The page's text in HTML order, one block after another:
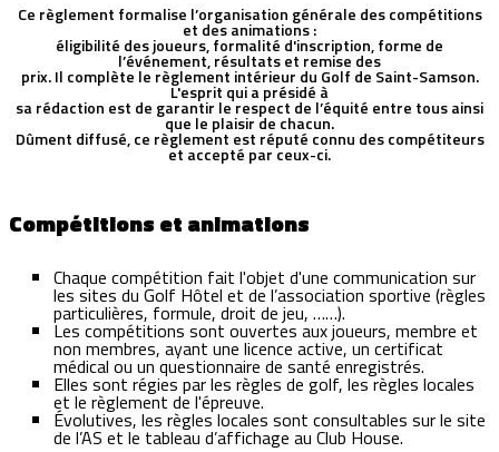
Ce règlement formalise l’organisation générale des compétitions
et des animations :
éligibilité des joueurs, formalité d'inscription, forme de
l’événement, résultats et remise des
prix. Il complète le règlement intérieur du Golf de Saint-Samson.
L'esprit qui a présidé à
sa rédaction est de garantir le respect de l’équité entre tous ainsi
que le plaisir de chacun.
Dûment diffusé, ce règlement est réputé connu des compétiteurs
et accepté par ceux-ci.
Compétitions et animations
Chaque compétition fait l'objet d'une communication sur
les sites du Golf Hôtel et de l’association sportive (règles
particulières, formule, droit de jeu, ……).
Les compétitions sont ouvertes aux joueurs, membre et
non membres, ayant une licence active, un certificat
médical ou un questionnaire de santé enregistrés.
Elles sont régies par les règles de golf, les règles locales
et le règlement de l'épreuve.
Évolutives, les règles locales sont consultables sur le site
de l’AS et le tableau d’affichage au Club House.